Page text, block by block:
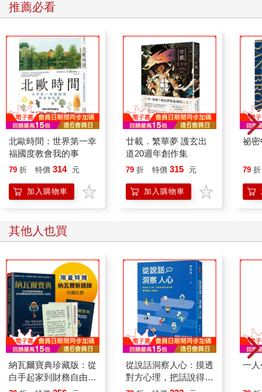
推薦必看
北歐時間：世界第一幸
福國度教會我的事
79 折 特價 314 元
加入購物車
廿載．繁華夢 護玄出
道20週年創作集
79 折 特價 315 元
加入購物車
祕
79 折
其他人也買
納瓦爾寶典珍藏版：從
白手起家到財務自由，
矽谷傳奇創投家的投資
從說話洞察人心：摸透
對方心理，把話說得恰
到好處，輕鬆駕馭人際
一